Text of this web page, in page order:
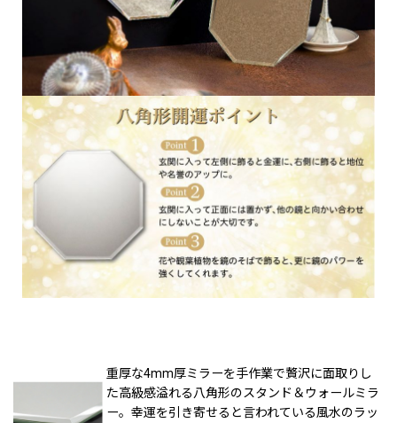
重厚な4mm厚ミラーを手作業で贅沢に面取りし
た高級感溢れる八角形のスタンド＆ウォールミラ
ー。幸運を引き寄せると言われている風水のラッ